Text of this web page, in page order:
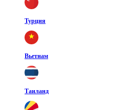
Турция
Вьетнам
Таиланд